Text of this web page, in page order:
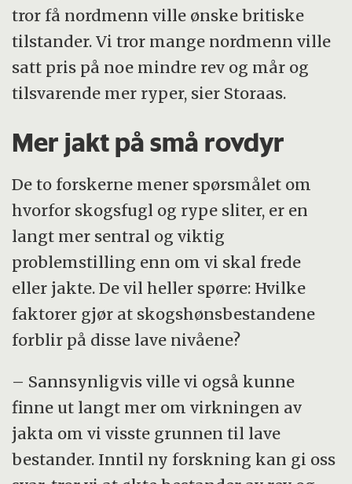
tror få nordmenn ville ønske britiske
tilstander. Vi tror mange nordmenn ville
satt pris på noe mindre rev og mår og
tilsvarende mer ryper, sier Storaas.
Mer jakt på små rovdyr
De to forskerne mener spørsmålet om
hvorfor skogsfugl og rype sliter, er en
langt mer sentral og viktig
problemstilling enn om vi skal frede
eller jakte. De vil heller spørre: Hvilke
faktorer gjør at skogshønsbestandene
forblir på disse lave nivåene?
– Sannsynligvis ville vi også kunne
finne ut langt mer om virkningen av
jakta om vi visste grunnen til lave
bestander. Inntil ny forskning kan gi oss